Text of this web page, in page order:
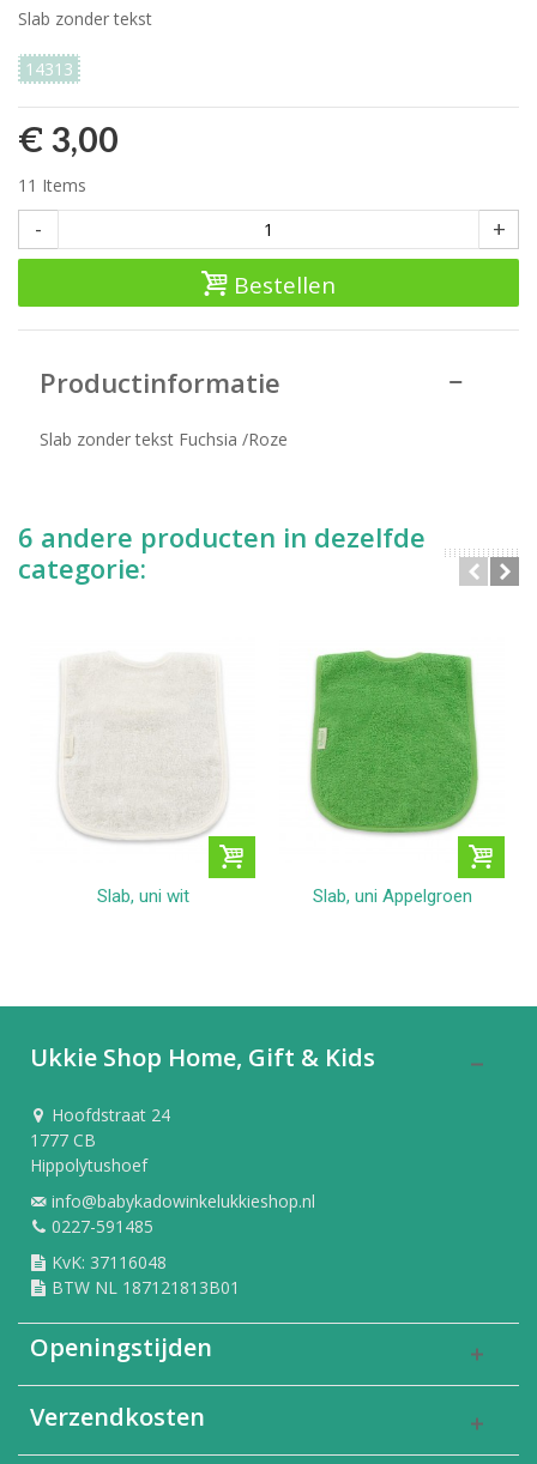
Slab zonder tekst
14313
€ 3,00
11 Items
- +
Bestellen
Productinformatie
Slab zonder tekst Fuchsia /Roze
6 andere producten in dezelfde
categorie:
Slab, uni wit Slab, uni Appelgroen
Ukkie Shop Home, Gift & Kids
Hoofdstraat 24
1777 CB
Hippolytushoef
info@babykadowinkelukkieshop.nl
0227-591485
KvK: 37116048
BTW NL 187121813B01
Openingstijden
Verzendkosten